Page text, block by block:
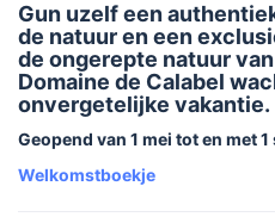
Gun uzelf een
de natuur en een
de ongerepte natuur
Domaine de Calabel
onvergetelijke vakantie.
Geopend van 1 mei tot en met
Welkomstboekje